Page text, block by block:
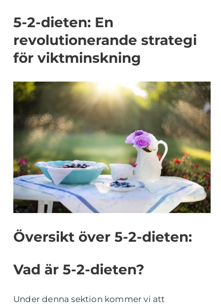
5-2-dieten: En
revolutionerande strategi
för viktminskning
Översikt över 5-2-dieten:
Vad är 5-2-dieten?
Under denna sektion kommer vi att